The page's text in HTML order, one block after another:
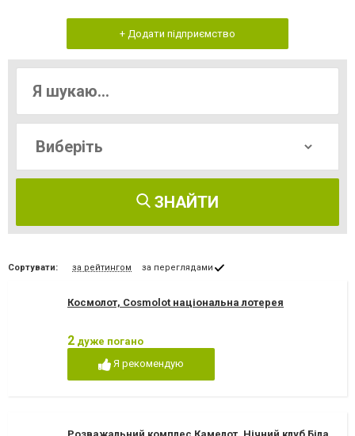
+ Додати підприємство
ЗНАЙТИ
Сортувати: за рейтингом за переглядами
Космолот, Cosmolot національна лотерея
2 дуже погано
Я рекомендую